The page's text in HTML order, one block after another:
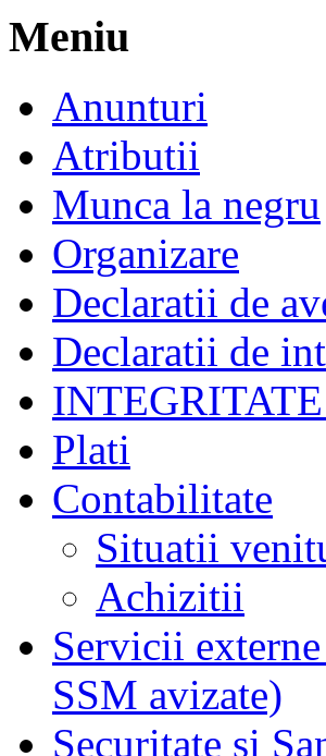
Meniu
Anunturi
Atributii
Munca la negru
Organizare
Declaratii de
Declaratii de
Plati
Contabilitate
Situatii
Achizitii
Servicii
SSM avizate)
Securitate si